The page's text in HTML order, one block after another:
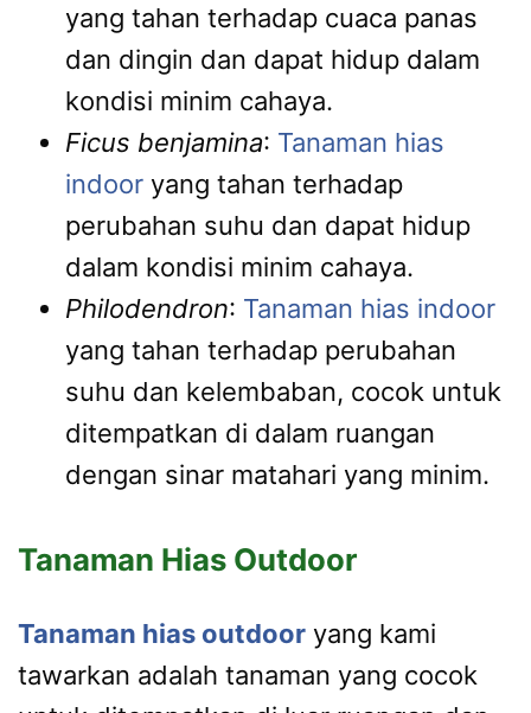
yang tahan terhadap cuaca panas
dan dingin dan dapat hidup dalam
kondisi minim cahaya.
Ficus benjamina: Tanaman hias
indoor yang tahan terhadap
perubahan suhu dan dapat hidup
dalam kondisi minim cahaya.
Philodendron: Tanaman hias indoor
yang tahan terhadap perubahan
suhu dan kelembaban, cocok untuk
ditempatkan di dalam ruangan
dengan sinar matahari yang minim.
Tanaman Hias Outdoor
Tanaman hias outdoor yang kami
tawarkan adalah tanaman yang cocok